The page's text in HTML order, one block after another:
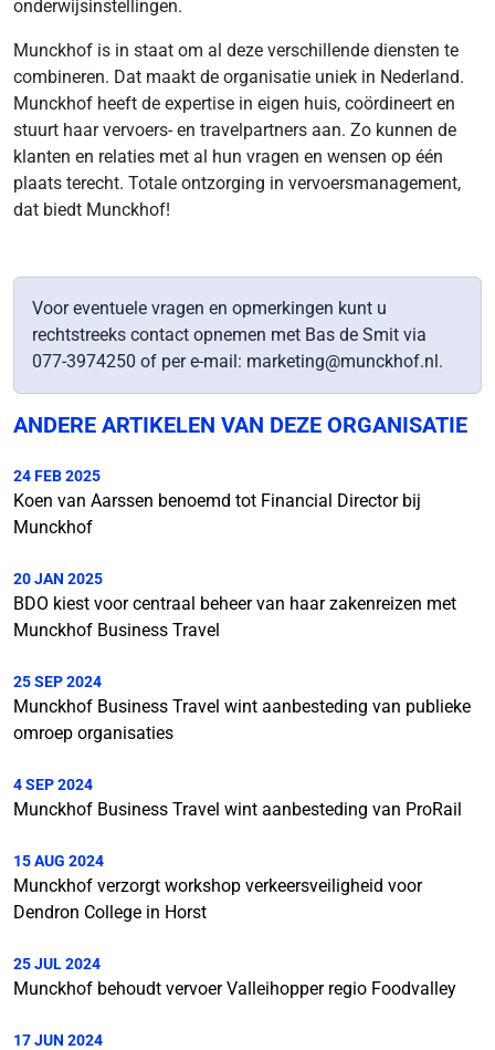
onderwijsinstellingen.
Munckhof is in staat om al deze verschillende diensten te
combineren. Dat maakt de organisatie uniek in Nederland.
Munckhof heeft de expertise in eigen huis, coördineert en
stuurt haar vervoers- en travelpartners aan. Zo kunnen de
klanten en relaties met al hun vragen en wensen op één
plaats terecht. Totale ontzorging in vervoersmanagement,
dat biedt Munckhof!
Voor eventuele vragen en opmerkingen kunt u
rechtstreeks contact opnemen met Bas de Smit via
077-3974250 of per e-mail: marketing@munckhof.nl.
ANDERE ARTIKELEN VAN DEZE ORGANISATIE
24 FEB 2025
Koen van Aarssen benoemd tot Financial Director bij
Munckhof
20 JAN 2025
BDO kiest voor centraal beheer van haar zakenreizen met
Munckhof Business Travel
25 SEP 2024
Munckhof Business Travel wint aanbesteding van publieke
omroep organisaties
4 SEP 2024
Munckhof Business Travel wint aanbesteding van ProRail
15 AUG 2024
Munckhof verzorgt workshop verkeersveiligheid voor
Dendron College in Horst
25 JUL 2024
Munckhof behoudt vervoer Valleihopper regio Foodvalley
17 JUN 2024